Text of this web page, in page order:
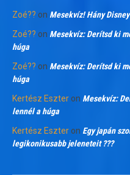
Zoé?? on Mesekvíz! Hány
Zoé?? on Mesekvíz: Derítsd ki
húga
Zoé?? on Mesekvíz: Derítsd ki
húga
Kertész Eszter on Mesekvíz:
lennél a húga
Kertész Eszter on Egy japán
legikonikusabb jeleneteit ???